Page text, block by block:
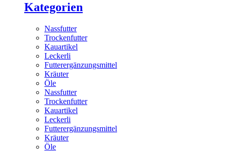
Kategorien
Nassfutter
Trockenfutter
Kauartikel
Leckerli
Futterergänzungsmittel
Kräuter
Öle
Nassfutter
Trockenfutter
Kauartikel
Leckerli
Futterergänzungsmittel
Kräuter
Öle